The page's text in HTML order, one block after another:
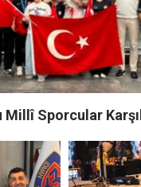
Millî Sporcular